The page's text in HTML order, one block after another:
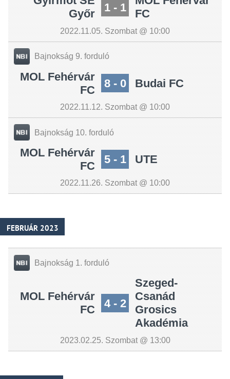
Győr
1 - 1
FC
2022.11.05. Szombat @ 10:00
Bajnokság 9. forduló
MOL Fehérvár
FC
8 - 0 Budai FC
2022.11.12. Szombat @ 10:00
Bajnokság 10. forduló
MOL Fehérvár
FC
5 - 1 UTE
2022.11.26. Szombat @ 10:00
FEBRUÁR 2023
Bajnokság 1. forduló
MOL Fehérvár
FC
4 - 2
Szeged-
Csanád
Grosics
Akadémia
2023.02.25. Szombat @ 13:00